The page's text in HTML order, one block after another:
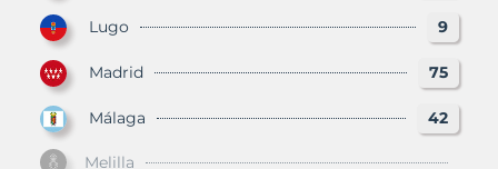
Lugo 9
Madrid 75
Málaga 42
Melilla